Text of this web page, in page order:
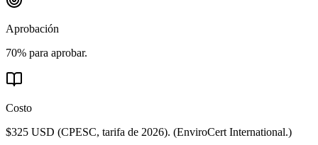
Aprobación
70% para aprobar.
Costo
$325 USD (CPESC, tarifa de 2026). (EnviroCert International.)